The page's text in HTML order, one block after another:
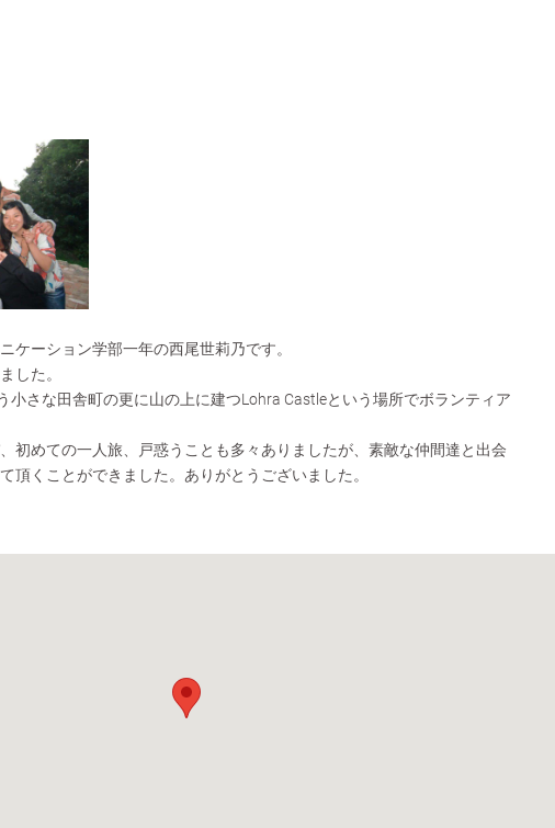
ケーション学部一年の西尾世莉乃です。
した。
小さな田舎町の更に山の上に建つLohra Castleという場所でボランティア
初めての一人旅、戸惑うことも多々ありましたが、素敵な仲間達と出会
頂くことができました。ありがとうございました。